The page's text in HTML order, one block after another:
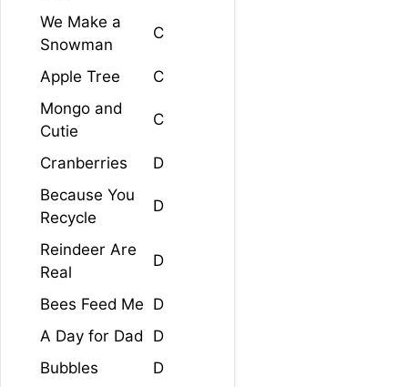
We Make a
Snowman
C
Apple Tree
C
Mongo and
Cutie
C
Cranberries
D
Because You
Recycle
D
Reindeer Are
Real
D
Bees Feed Me D
A Day for Dad
D
Bubbles
D